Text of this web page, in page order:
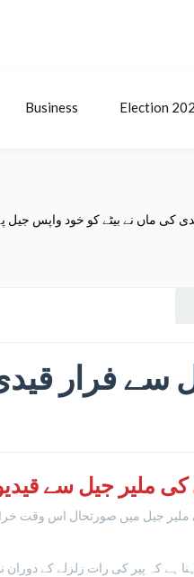
Business Election
کی ماں نے بیٹے کو خود واپس جیل
سے فرار
ملیر جیل سے
ہے کہ پیر کی رات زلزلے کے